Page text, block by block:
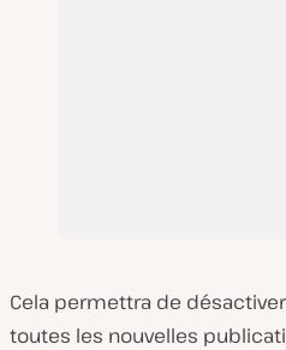
Cela permettra de
toutes les nouvelles